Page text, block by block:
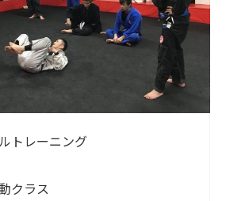
トレーニング
クラス